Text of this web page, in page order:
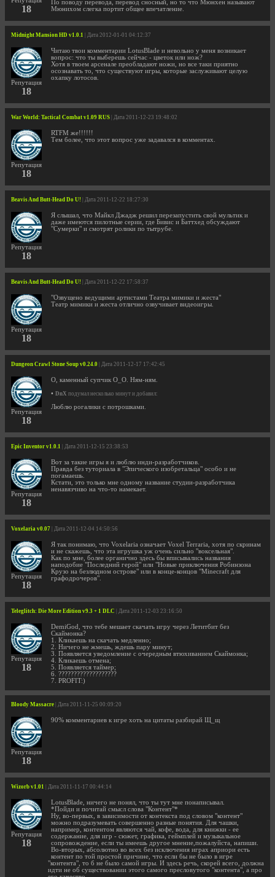
18
По поводу перевода, перевод сносный, но то что Мюнхен называют
Мюнихом слегка портит общее впечатление.
Midnight Mansion HD v1.0.1 | Дата 2012-01-01 04:12:37
Репутация
18
Читаю твои комментарии LotusBlade и невольно у меня возникает
вопрос: что ты выберешь сейчас - цветок или нож?
Хотя в твоем арсенале преобладают ножи, но все таки приятно
осознавать то, что существуют игры, которые заслуживают целую
охапку лотосов.
War World: Tactical Combat v1.09 RUS | Дата 2011-12-23 19:48:02
Репутация
18
RTFM же!!!!!!
Тем более, что этот вопрос уже задавался в комментах.
Beavis And Butt-Head Do U! | Дата 2011-12-22 18:27:30
Репутация
18
Я слышал, что Майкл Джадж решил перезапустить свой мультик и
даже имеются пилотные серии, где Бивис и Баттхед обсуждают
"Сумерки" и смотрят ролики по тытрубе.
Beavis And Butt-Head Do U! | Дата 2011-12-22 17:58:37
Репутация
18
"Озвущено ведущими артистами Театра мимики и жеста"
Театр мимики и жеста отлично озвучивает видеоигры.
Dungeon Crawl Stone Soup v0.24.0 | Дата 2011-12-17 17:42:45
Репутация
18
О, каменный супчик О_О. Ням-ням.
• DnX подумал несколько минут и добавил:
Люблю рогалики с потрошками.
Epic Inventor v1.0.1 | Дата 2011-12-15 23:38:53
Репутация
18
Вот за такие игры я и люблю инди-разработчиков.
Правда без туториала в "Эпического изобретальца" особо и не
погамаешь.
Кстати, это только мне одному название студии-разработчика
ненавязчиво на что-то намекает.
Voxelaria v0.07 | Дата 2011-12-04 14:50:56
Репутация
18
Я так понимаю, что Voxelaria означает Voxel Terraria, хотя по скринам
и не скажешь, что эта игрушка уж очень сильно "воксельная".
Как по мне, более органично здесь бы вписывались названия
наподобие "Последний герой" или "Новые приключения Робинзона
Крузо на безлюдном острове" или в конце-концов "Minecraft для
графодрочеров".
Teleglitch: Die More Edition v9.3 + 1 DLC | Дата 2011-12-03 23:16:50
Репутация
18
DemiGod, что тебе мешает скачать игру через Летитбит без
Скаймонка?
1. Кликаешь на скачать медленно;
2. Ничего не жмешь, ждешь пару минут;
3. Появляется уведомление с очередным втюхиванием Скаймонка;
4. Кликаешь отмена;
5. Появляется таймер;
6. ???????????????????
7. PROFIT:)
Bloody Massacre | Дата 2011-11-25 00:09:20
Репутация
18
90% комментариев к игре хоть на цитаты разбирай Щ_щ
Wizorb v1.01 | Дата 2011-11-17 00:44:14
Репутация
18
LotusBlade, ничего не понял, что ты тут мне понаписывал.
*Пойди и почитай смысл слова "Контент"*
Ну, во-первых, в зависимости от контекста под словом "контент"
можно подразумевать совершенно разные понятия. Для чашки,
например, контентом являются чай, кофе, вода, для книжки - ее
содержание, для игр - сюжет, графика, геймплей и музыкальное
сопровождение, если ты имеешь другое мнение,пожалуйста, напиши.
Во-вторых, абсолютно во всех без исключения играх априори есть
контент по той простой причине, что если бы не было в игре
"контента", то б не было самой игры. И здесь речь, скорей всего, должна
идти не об существовании этого самого пресловутого "контента", а про